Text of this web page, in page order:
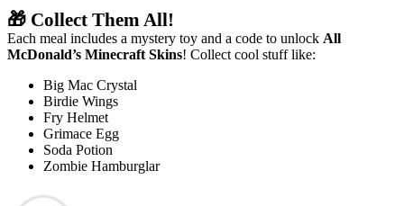
🎁 Collect Them All!
Each meal includes a mystery toy and a code to unlock All
McDonald’s Minecraft Skins! Collect cool stuff like:
Big Mac Crystal
Birdie Wings
Fry Helmet
Grimace Egg
Soda Potion
Zombie Hamburglar